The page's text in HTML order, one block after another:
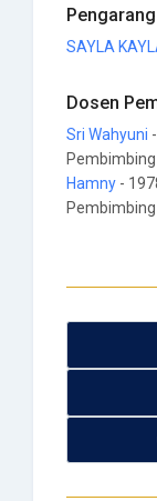
Pengarang
SAYLA
Dosen
Sri Wahyuni
Pembimbing I
Hamny -
Pembimbing II